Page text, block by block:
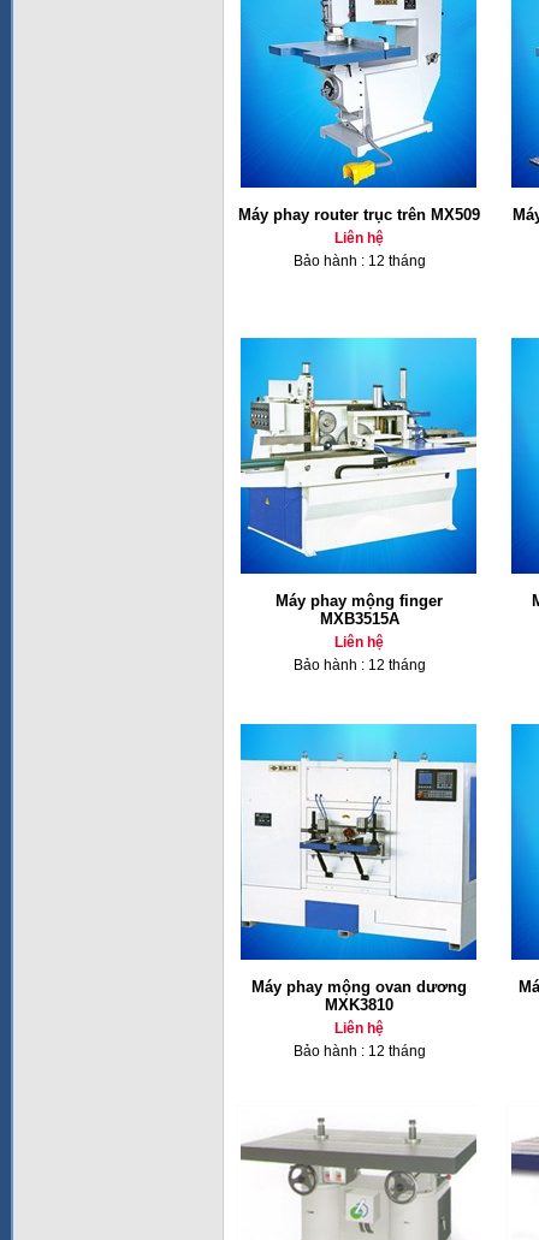
Máy phay router trục trên MX509
Liên hệ
Bảo hành : 12 tháng
Máy phay mộng finger
MXB3515A
Liên hệ
Bảo hành : 12 tháng
Máy phay mộng ovan dương
MXK3810
Liên hệ
Bảo hành : 12 tháng